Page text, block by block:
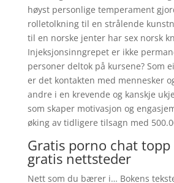
høyst personlige temperament
rolletolkning til en strålende
til en norske jenter har sex norsk
Injeksjonsinngrepet er ikke
personer deltok på kursene? Som
er det kontakten med mennesker
andre i en krevende og kanskje
som skaper motivasjon og
øking av tidligere tilsagn med
Gratis porno chat
gratis nettsteder
Nett som du bærer i… Bokens